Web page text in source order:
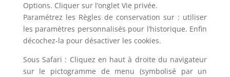
Options. Cliquer sur l’onglet Vie privée.
Paramétrez les Règles de conservation sur : utiliser
les paramètres personnalisés pour l’historique. Enfin
décochez-la pour désactiver les cookies.
Sous Safari : Cliquez en haut à droite du navigateur
sur le pictogramme de menu (symbolisé par un